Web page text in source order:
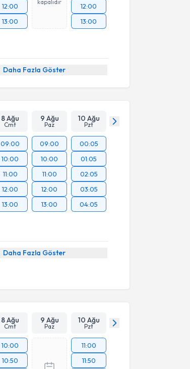
12:00
13:00
kapalıdır
12:00
13:00
Daha Fazla Göster
8 Ağu
Cmt
9 Ağu
Paz
10 Ağu
Pzt
09:00
10:00
11:00
12:00
13:00
09:00
10:00
11:00
12:00
13:00
00:05
01:05
02:05
03:05
04:05
Daha Fazla Göster
8 Ağu
Cmt
9 Ağu
Paz
10 Ağu
Pzt
10:00
10:50
11:00
11:50